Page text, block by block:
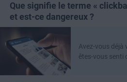
Que signifie le terme «
et est-ce dangereux ?
Avez-vous déjà
êtes-vous senti